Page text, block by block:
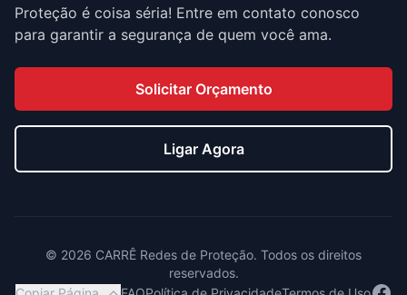
Proteção é coisa séria! Entre em contato conosco
para garantir a segurança de quem você ama.
Solicitar Orçamento
Ligar Agora
© 2026 CARRÊ Redes de Proteção. Todos os direitos
reservados.